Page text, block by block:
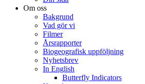
Om oss
Bakgrund
Vad gör vi
Filmer
Årsrapporter
Biogeografisk uppföljning
Nyhetsbrev
In English
Butterfly Indicators